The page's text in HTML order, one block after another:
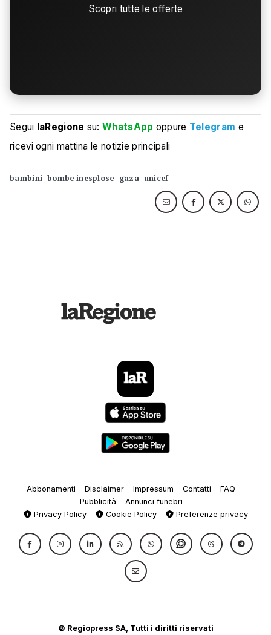
Scopri tutte le offerte
Segui laRegione su:WhatsApp oppure Telegram e
ricevi ogni mattina le notizie principali
bambini bombe inesplose gaza unicef
Abbonamenti Disclaimer Impressum Contatti
FAQ
Pubblicità
Annunci funebri
Privacy Policy
Cookie Policy Preferenze privacy
© Regiopress SA, Tutti i diritti riservati